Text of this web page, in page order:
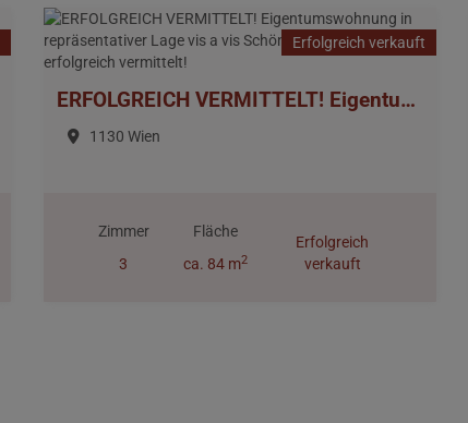
Erfolgreich verkauft
ERFOLGREICH VERMITTELT! Eigentumswohnung in repräsentativer Lage vis a vis Schönbrunn, Wien 1130 > erfolgreich vermittelt!
1130 Wien
Zimmer
3
Fläche
ca. 84 m2
Erfolgreich
verkauft